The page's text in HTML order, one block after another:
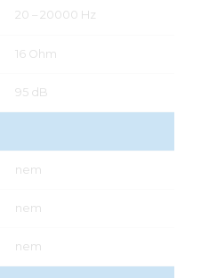
20 – 20000 Hz
16 Ohm
95 dB
nem
nem
nem